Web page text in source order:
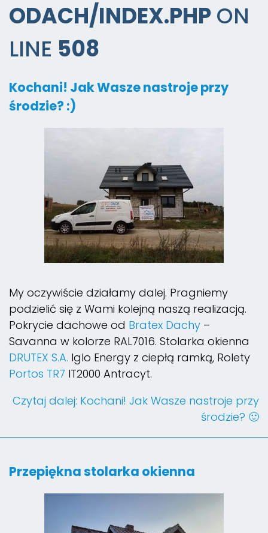
ODACH/INDEX.PHPON
LINE 508
Kochani! Jak Wasze nastroje przy
środzie? :)
My oczywiście działamy dalej. Pragniemy
podzielić się z Wami kolejną naszą realizacją.
Pokrycie dachowe od Bratex Dachy –
Savanna w kolorze RAL7016. Stolarka okienna
DRUTEX S.A. Iglo Energy z ciepłą ramką, Rolety
Portos TR7 IT2000 Antracyt.
Czytaj dalej: Kochani! Jak Wasze nastroje przy
środzie? 🙂
Przepiękna stolarka okienna